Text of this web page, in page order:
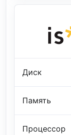
Диск
Память
Процессор